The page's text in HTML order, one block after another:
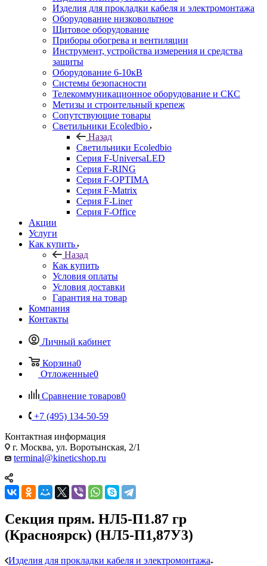
Изделия для прокладки кабеля и электромонтажа
Оборудование низковольтное
Щитовое оборудование
Приборы обогрева и вентиляции
Инструмент, устройства измерения и средства
защиты
Оборудование 6-10кВ
Системы безопасности
Телекоммуникационное оборудование и СКС
Метизы и строительный крепеж
Сопутствующие товары
Светильники Ecoledbio
Назад
Светильники Ecoledbio
Серия F-UniversaLED
Серия F-RING
Серия F-OPTIMA
Серия F-Matrix
Серия F-Liner
Серия F-Office
Акции
Услуги
Как купить
Назад
Как купить
Условия оплаты
Условия доставки
Гарантия на товар
Компания
Контакты
Личный кабинет
Корзина0
Отложенные0
Сравнение товаров0
+7 (495) 134-50-59
Контактная информация
г. Москва, ул. Воротынская, 2/1
terminal@kineticshop.ru
Секция прям. НЛ5-П1.87 гр
(Красноярск) (НЛ5-П1,87У3)
Изделия для прокладки кабеля и электромонтажа